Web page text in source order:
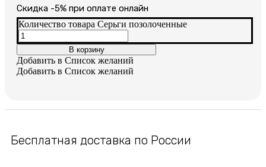
Cкидка -5% при оплате онлайн
Количество товара Серьги позолоченные
В корзину
Добавить в Список желаний
Добавить в Список желаний
Бесплатная доставка по России